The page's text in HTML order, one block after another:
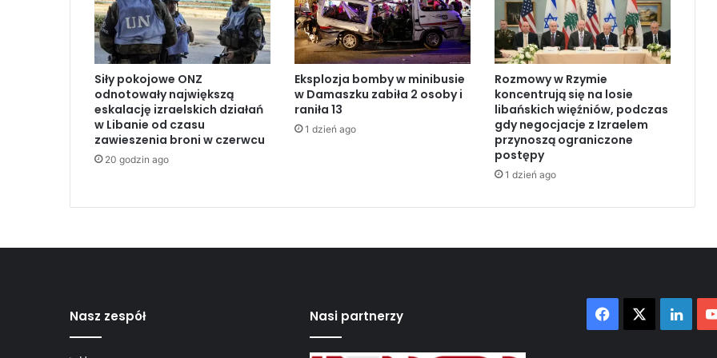
e
l
z
y
k
ó
w
a
i
a
n
a
l
o
t
ó
o
r
m
Siły pokojowe ONZ
odnotowały największą
eskalację izraelskich działań
w Libanie od czasu
zawieszenia broni w czerwcu
20 godzin ago
Eksplozja bomby w minibusie
w Damaszku zabiła 2 osoby i
raniła 13
1 dzień ago
Rozmowy w Rzymie
koncentrują się na losie
libańskich więźniów, podczas
gdy negocjacje z Izraelem
przynoszą ograniczone
postępy
1 dzień ago
Nasz zespół Nasi partnerzy Facebook